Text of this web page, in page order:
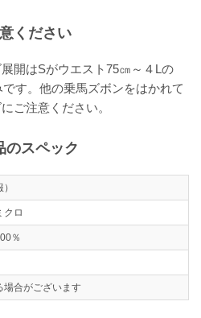
ください
開はSがウエスト75㎝～４Lの
す。他の乗馬ズボンをはかれて
ご注意ください。
のスペック
ロ
％
場合がございます